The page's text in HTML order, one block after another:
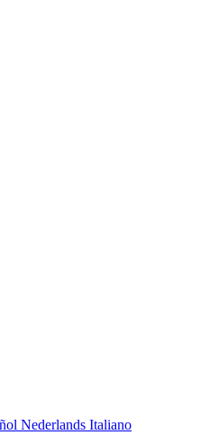
Nederlands Italiano